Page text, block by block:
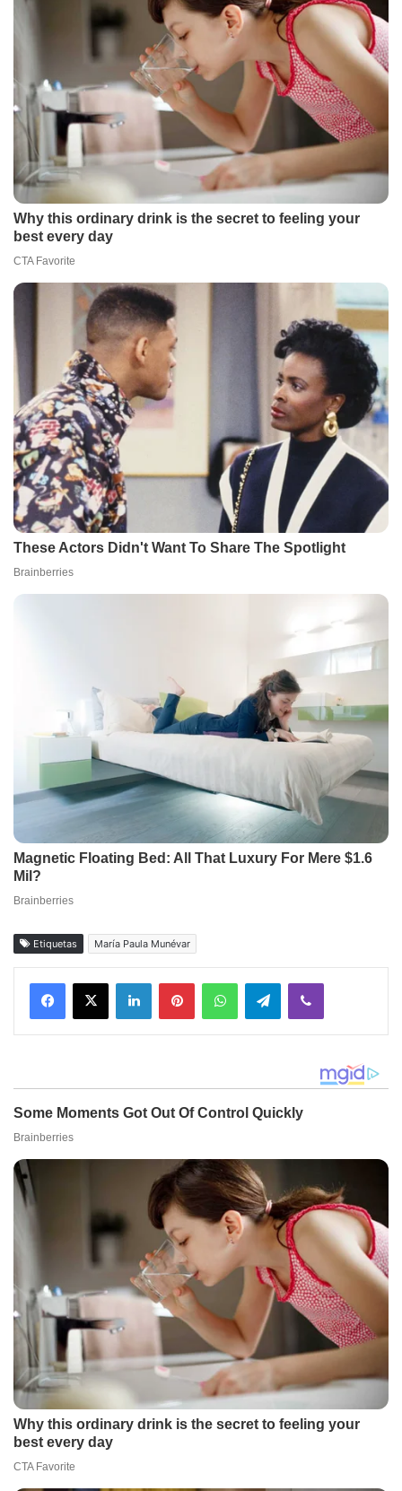
Etiquetas María Paula Munévar
Facebook
X LinkedInPinterestWhatsAppTelegramViber